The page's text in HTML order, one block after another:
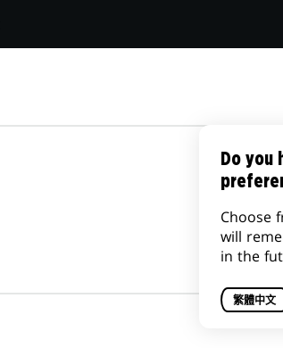
Do you
Choose
will
in the
繁體中文